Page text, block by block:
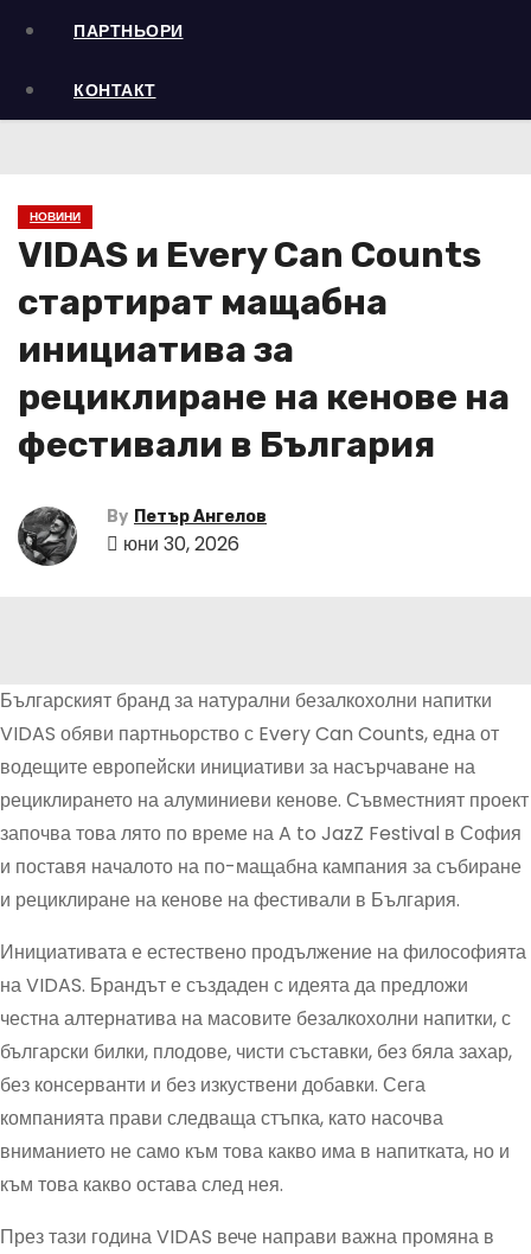
ПАРТНЬОРИ
КОНТАКТ
НОВИНИ
VIDAS и Every Can Counts
стартират мащабна
инициатива за
рециклиране на кенове на
фестивали в България
By Петър Ангелов
юни 30, 2026
Българският бранд за натурални безалкохолни напитки
VIDAS обяви партньорство с Every Can Counts, една от
водещите европейски инициативи за насърчаване на
рециклирането на алуминиеви кенове. Съвместният проект
започва това лято по време на A to JazZ Festival в София
и поставя началото на по-мащабна кампания за събиране
и рециклиране на кенове на фестивали в България.
Инициативата е естествено продължение на философията
на VIDAS. Брандът е създаден с идеята да предложи
честна алтернатива на масовите безалкохолни напитки, с
български билки, плодове, чисти съставки, без бяла захар,
без консерванти и без изкуствени добавки. Сега
компанията прави следваща стъпка, като насочва
вниманието не само към това какво има в напитката, но и
към това какво остава след нея.
През тази година VIDAS вече направи важна промяна в